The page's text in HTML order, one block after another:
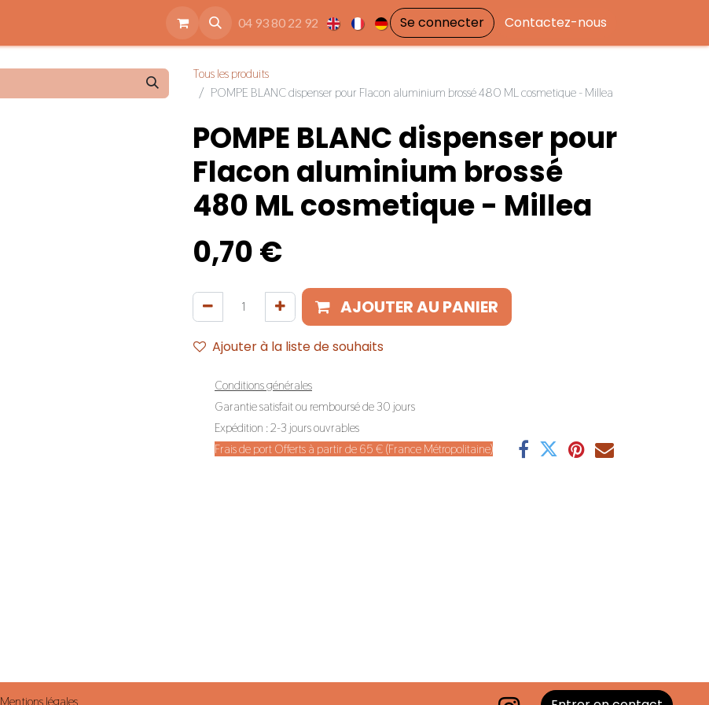
Qui sommes nous Nos engagements
04 93 80 22 92 Se connecter Contactez-nous
Tous les produits
POMPE BLANC dispenser pour Flacon aluminium brossé 480 ML cosmetique - Millea
POMPE BLANC dispenser pour
Flacon aluminium brossé
480 ML cosmetique - Millea
0,70€
AJOUTER AU PANIER
Ajouter à la liste de souhaits
Conditions générales
Garantie satisfait ou remboursé de 30 jours
Expédition : 2-3 jours ouvrables
Frais de port Offerts à partir de 65 € (France Métropolitaine)
Mentions légales